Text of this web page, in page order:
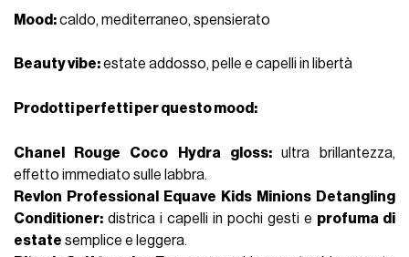
Mood:caldo, mediterraneo, spensierato
Beauty vibe:estate addosso, pelle e capelli in libertà
Prodotti perfetti per questo mood:
Chanel Rouge Coco Hydra gloss:
ultra brillantezza,
effetto immediato sulle labbra.
Revlon Professional Equave Kids Minions Detangling
Conditioner: districa i capelli in pochi gesti e profuma di
estate semplice e leggera.